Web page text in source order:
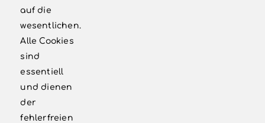
auf die
wesentlichen.
Alle Cookies
sind
essentiell
und dienen
der
fehlerfreien